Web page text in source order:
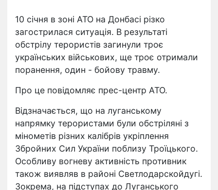
10 січня в зоні АТО на Донбасі різко
загострилася ситуація. В результаті
обстрілу терористів загинули троє
українських військових, ще троє отримали
поранення, один - бойову травму.
Про це повідомляє прес-центр АТО.
Відзначається, що на луганському
напрямку терористами були обстріляні з
мінометів різних калібрів укріплення
Збройних Сил України поблизу Троїцького.
Особливу вогневу активність противник
також виявляв в районі Светлодарскойдугі.
Зокрема, на підступах до Луганського